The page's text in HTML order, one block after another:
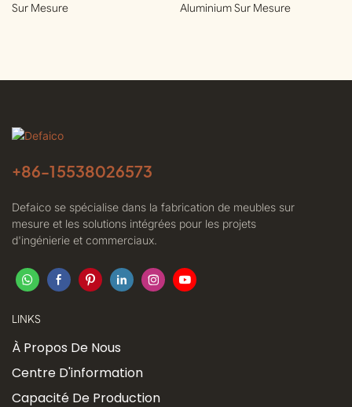
Sur Mesure
Aluminium Sur Mesure
+86-15538026573
Defaico se spécialise dans la fabrication de meubles sur
mesure et les solutions intégrées pour les projets
d'ingénierie et commerciaux.
LINKS
À Propos De Nous
Centre D'information
Capacité De Production